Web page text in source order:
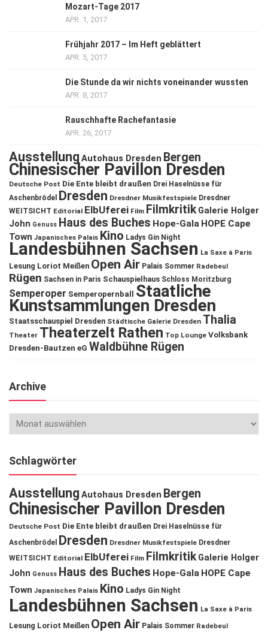
Mozart-Tage 2017
APR. 1, 2017
Frühjahr 2017 – Im Heft geblättert
APR. 5, 2017
Die Stunde da wir nichts voneinander wussten
APR. 8, 2017
Rauschhafte Rachefantasie
APR. 26, 2017
Ausstellung Autohaus Dresden Bergen
Chinesischer Pavillon Dresden
Deutsche Post Die Ente bleibt draußen Drei Haselnüsse für
Aschenbrödel
Dresden Dresdner Musikfestspiele Dresdner
WEITSICHT Editorial ElbUferei Film Filmkritik Galerie Holger
John Genuss Haus des Buches Hope-Gala HOPE Cape
Town Japanisches Palais Kino Ladys Gin Night
Landesbühnen Sachsen La Saxe à Paris
Lesung Loriot Meißen Open Air Palais Sommer Radebeul
Rügen Sachsen in Paris Schauspielhaus Schloss Moritzburg
Semperoper Semperopernball Staatliche
Kunstsammlungen Dresden
Staatsschauspiel Dresden Städtische Galerie Dresden Thalia
Theater Theaterzelt Rathen Top Lounge Volksbank
Dresden-Bautzen eG Waldbühne Rügen
Archive
Schlagwörter
Ausstellung Autohaus Dresden Bergen
Chinesischer Pavillon Dresden
Deutsche Post Die Ente bleibt draußen Drei Haselnüsse für
Aschenbrödel
Dresden Dresdner Musikfestspiele Dresdner
WEITSICHT Editorial ElbUferei Film Filmkritik Galerie Holger
John Genuss Haus des Buches Hope-Gala HOPE Cape
Town Japanisches Palais Kino Ladys Gin Night
Landesbühnen Sachsen La Saxe à Paris
Lesung Loriot Meißen Open Air Palais Sommer Radebeul